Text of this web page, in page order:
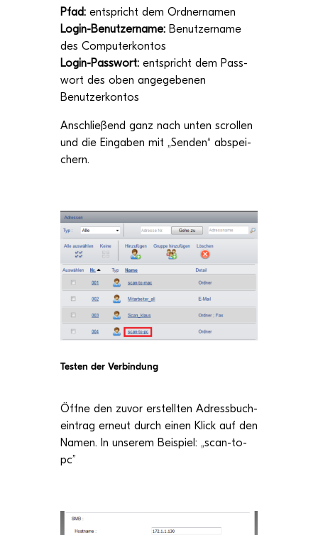
Pfad: ent­spricht dem Ord­ner­na­men
Login-Benut­zer­name: Benut­zer­name
des Com­pu­ter­kon­tos
Login-Pass­wort: ent­spricht dem Pass­
wort des oben ange­ge­be­nen
Benutzerkontos
Anschlie­ßend ganz nach unten scrol­len
und die Ein­ga­ben mit „Sen­den“ abspei­
chern.
Tes­ten der Verbindung
Öffne den zuvor erstell­ten Adress­buch­
ein­trag erneut durch einen Klick auf den
Namen. In unse­rem Bei­spiel: „scan-to-
pc”